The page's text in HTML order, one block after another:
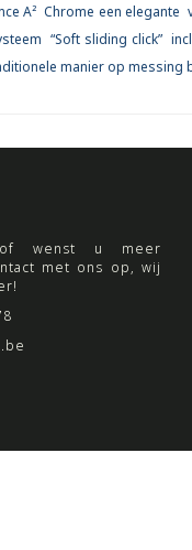
A² Chrome een
“Soft sliding click”
manier op messing
wenst u meer
met ons op, wij